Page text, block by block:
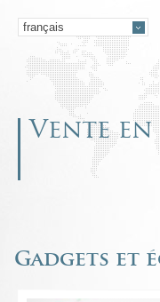
Vente
Gadgets et